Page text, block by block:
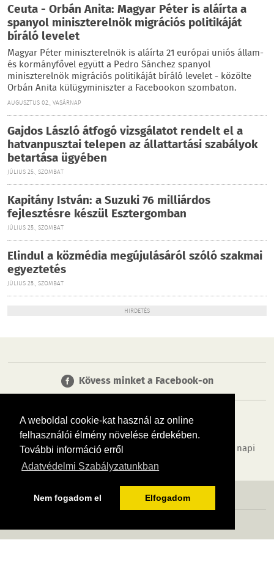
A weboldal cookie-kat használ az online
felhasználói élmény növelése érdekében.
További információ erről
Adatvédelmi Szabályzatunkban
Nem fogadom el Elfogadom
Ceuta - Orbán Anita: Magyar Péter is aláírta a
spanyol miniszterelnök migrációs politikáját
bíráló levelet
Magyar Péter miniszterelnök is aláírta 21 európai uniós állam-
és kormányfővel együtt a Pedro Sánchez spanyol
miniszterelnök migrációs politikáját bíráló levelet - közölte
Orbán Anita külügyminiszter a Facebookon szombaton.
AUGUSZTUS 02., VASÁRNAP
Gajdos László átfogó vizsgálatot rendelt el a
hatvanpusztai telepen az állattartási szabályok
betartása ügyében
JÚLIUS 25., SZOMBAT
Kapitány István: a Suzuki 76 milliárdos
fejlesztésre készül Esztergomban
JÚLIUS 25., SZOMBAT
Elindul a közmédia megújulásáról szóló szakmai
egyeztetés
JÚLIUS 25., SZOMBAT
HIRDETÉS
Kövess minket a Facebook-on
Tudj meg többet városodról! Hírek, programok, képek, napi
menü, cégek…. és minden, ami Biatorbágy
MÉDIAAJÁNLÓ ADATVÉDELEM IMPRESSZUM RÓLUNK